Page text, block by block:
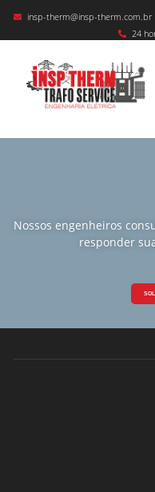
insp-therm@insp-therm.com.br
24
Nossos engenheiros
responder